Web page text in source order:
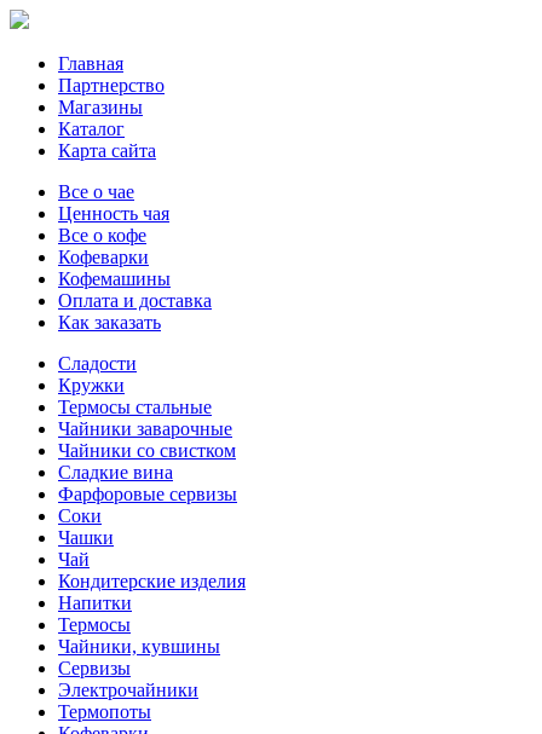
Главная
Партнерство
Магазины
Каталог
Карта сайта
Все о чае
Ценность чая
Все о кофе
Кофеварки
Кофемашины
Оплата и доставка
Как заказать
Сладости
Кружки
Термосы стальные
Чайники заварочные
Чайники со свистком
Сладкие вина
Фарфоровые сервизы
Соки
Чашки
Чай
Кондитерские изделия
Напитки
Термосы
Чайники, кувшины
Сервизы
Электрочайники
Термопоты